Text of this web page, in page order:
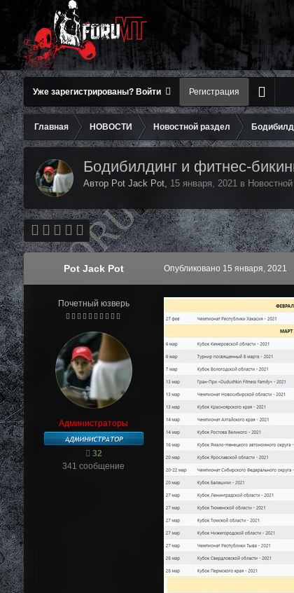
Уже зарегистрированы? Войти Регистрация
Главная НОВОСТИ Новостной раздел
Бодибилдинг и фитнес-
Автор Pot Jack Pot, 15 января, 2021в
Pot Jack Pot
Почетный юзверь
Администраторы
32
341 сообщение
Опубликовано 15 января, 2021